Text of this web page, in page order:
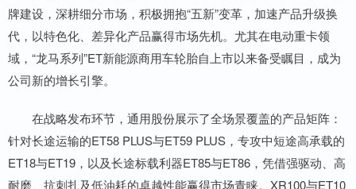
牌建设，深耕细分市场，积极拥抱“五新”变革，加速产品升级换
代，以特色化、差异化产品赢得市场先机。尤其在电动重卡领
域，“龙马系列”ET新能源商用车轮胎自上市以来备受瞩目，成为
公司新的增长引擎。
在战略发布环节，通用股份展示了全场景覆盖的产品矩阵：
针对长途运输的ET58 PLUS与ET59 PLUS，专攻中短途高承载的
ET18与ET19，以及长途标载利器ET85与ET86，凭借强驱动、高
耐磨、抗刺扎及低油耗的卓越性能赢得市场青睐。XR100与ET10